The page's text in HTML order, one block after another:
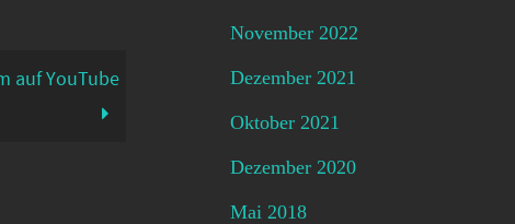
auf YouTube
November 2022
Dezember 2021
Oktober 2021
Dezember 2020
Mai 2018